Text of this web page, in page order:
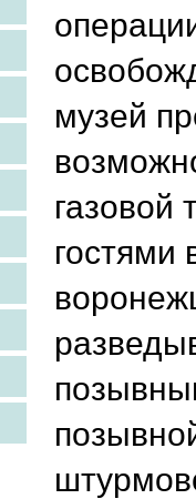
музей
газовой
гостями